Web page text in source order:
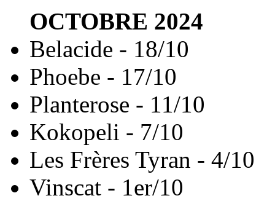
OCTOBRE 2024
Belacide - 18/10
Phoebe - 17/10
Planterose - 11/10
Kokopeli - 7/10
Les Frères Tyran - 4/10
Vinscat - 1er/10